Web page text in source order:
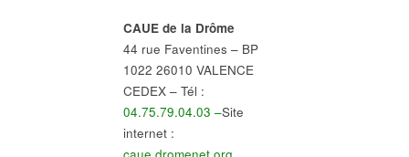
CAUE de la Drôme
44 rue Faventines – BP
1022 26010 VALENCE
CEDEX – Tél :
04.75.79.04.03 –Site
internet :